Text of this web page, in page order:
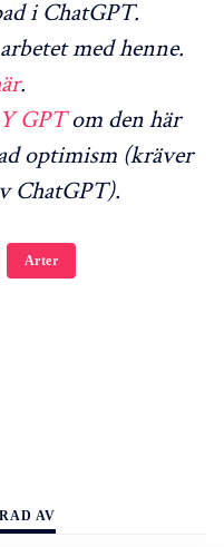
i ChatGPT.
med henne.
.
GPTom den här
optimism (kräver
ChatGPT).
Arter
AV